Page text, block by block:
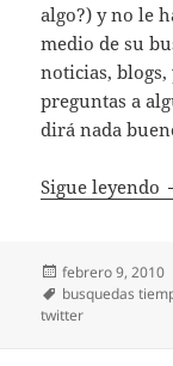
algo?) y no le
medio de su
noticias, blogs,
preguntas a
dirá nada
Sigue leyendo
Publicado
el
febrero 9, 2010
Etiquetas
busquedas
twitter